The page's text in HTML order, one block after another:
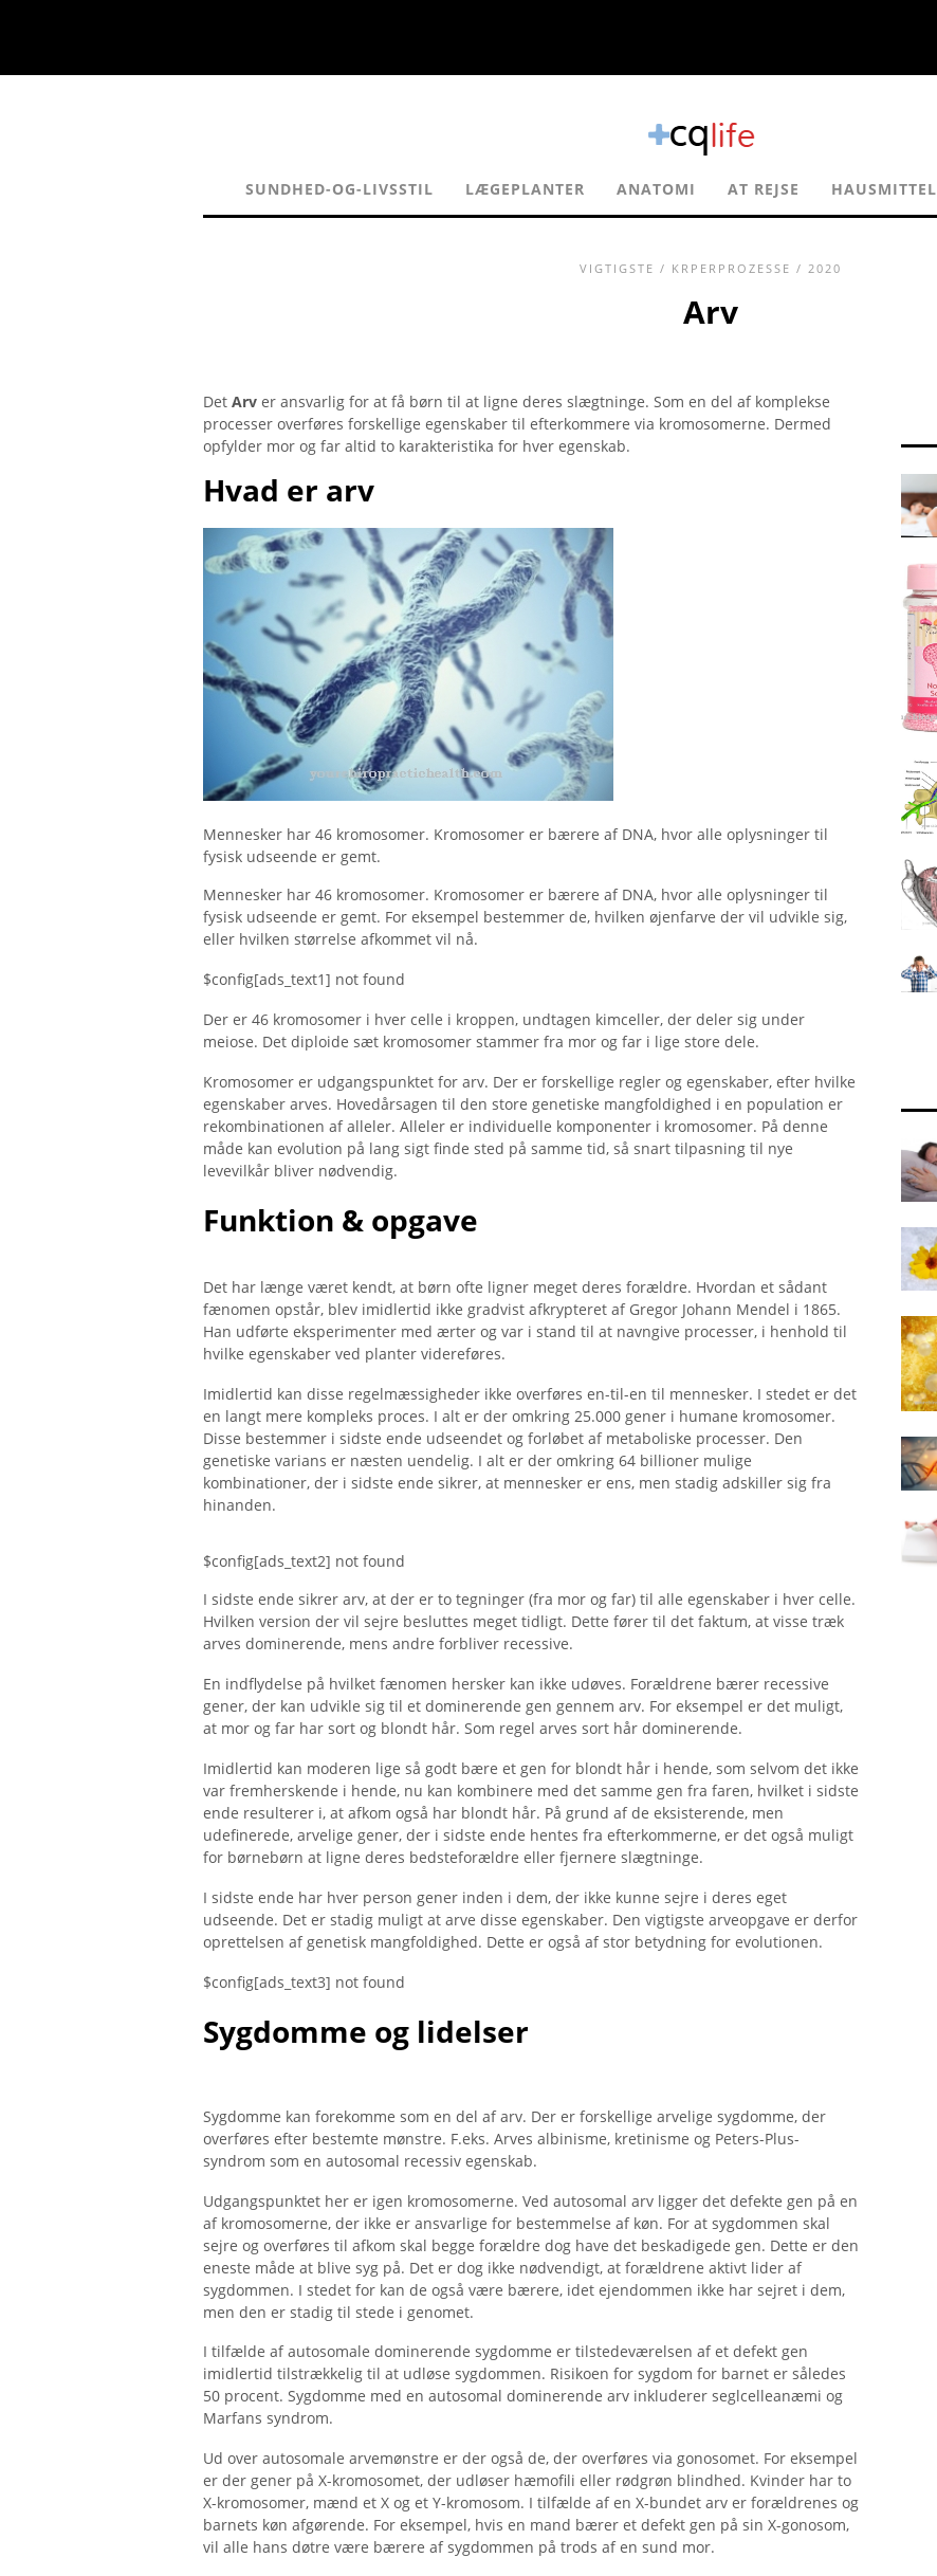
SUNDHED-OG-LIVSSTIL LÆGEPLANTER ANATOMI AT REJSE HAUSMITTEL
VIGTIGSTE / KRPERPROZESSE / 2020
Arv
Det Arv er ansvarlig for at få børn til at ligne deres slægtninge. Som en del af komplekse
processer overføres forskellige egenskaber til efterkommere via kromosomerne. Dermed
opfylder mor og far altid to karakteristika for hver egenskab.
Hvad er arv
Mennesker har 46 kromosomer. Kromosomer er bærere af DNA, hvor alle oplysninger til
fysisk udseende er gemt.
Mennesker har 46 kromosomer. Kromosomer er bærere af DNA, hvor alle oplysninger til
fysisk udseende er gemt. For eksempel bestemmer de, hvilken øjenfarve der vil udvikle sig,
eller hvilken størrelse afkommet vil nå.
$config[ads_text1] not found
Der er 46 kromosomer i hver celle i kroppen, undtagen kimceller, der deler sig under
meiose. Det diploide sæt kromosomer stammer fra mor og far i lige store dele.
Kromosomer er udgangspunktet for arv. Der er forskellige regler og egenskaber, efter hvilke
egenskaber arves. Hovedårsagen til den store genetiske mangfoldighed i en population er
rekombinationen af ​​alleler. Alleler er individuelle komponenter i kromosomer. På denne
måde kan evolution på lang sigt finde sted på samme tid, så snart tilpasning til nye
levevilkår bliver nødvendig.
Funktion & opgave
Det har længe været kendt, at børn ofte ligner meget deres forældre. Hvordan et sådant
fænomen opstår, blev imidlertid ikke gradvist afkrypteret af Gregor Johann Mendel i 1865.
Han udførte eksperimenter med ærter og var i stand til at navngive processer, i henhold til
hvilke egenskaber ved planter videreføres.
Imidlertid kan disse regelmæssigheder ikke overføres en-til-en til mennesker. I stedet er det
en langt mere kompleks proces. I alt er der omkring 25.000 gener i humane kromosomer.
Disse bestemmer i sidste ende udseendet og forløbet af metaboliske processer. Den
genetiske varians er næsten uendelig. I alt er der omkring 64 billioner mulige
kombinationer, der i sidste ende sikrer, at mennesker er ens, men stadig adskiller sig fra
hinanden.
$config[ads_text2] not found
I sidste ende sikrer arv, at der er to tegninger (fra mor og far) til alle egenskaber i hver celle.
Hvilken version der vil sejre besluttes meget tidligt. Dette fører til det faktum, at visse træk
arves dominerende, mens andre forbliver recessive.
En indflydelse på hvilket fænomen hersker kan ikke udøves. Forældrene bærer recessive
gener, der kan udvikle sig til et dominerende gen gennem arv. For eksempel er det muligt,
at mor og far har sort og blondt hår. Som regel arves sort hår dominerende.
Imidlertid kan moderen lige så godt bære et gen for blondt hår i hende, som selvom det ikke
var fremherskende i hende, nu kan kombinere med det samme gen fra faren, hvilket i sidste
ende resulterer i, at afkom også har blondt hår. På grund af de eksisterende, men
udefinerede, arvelige gener, der i sidste ende hentes fra efterkommerne, er det også muligt
for børnebørn at ligne deres bedsteforældre eller fjernere slægtninge.
I sidste ende har hver person gener inden i dem, der ikke kunne sejre i deres eget
udseende. Det er stadig muligt at arve disse egenskaber. Den vigtigste arveopgave er derfor
oprettelsen af ​​genetisk mangfoldighed. Dette er også af stor betydning for evolutionen.
$config[ads_text3] not found
Sygdomme og lidelser
Sygdomme kan forekomme som en del af arv. Der er forskellige arvelige sygdomme, der
overføres efter bestemte mønstre. F.eks. Arves albinisme, kretinisme og Peters-Plus-
syndrom som en autosomal recessiv egenskab.
Udgangspunktet her er igen kromosomerne. Ved autosomal arv ligger det defekte gen på en
af ​​kromosomerne, der ikke er ansvarlige for bestemmelse af køn. For at sygdommen skal
sejre og overføres til afkom skal begge forældre dog have det beskadigede gen. Dette er den
eneste måde at blive syg på. Det er dog ikke nødvendigt, at forældrene aktivt lider af
sygdommen. I stedet for kan de også være bærere, idet ejendommen ikke har sejret i dem,
men den er stadig til stede i genomet.
I tilfælde af autosomale dominerende sygdomme er tilstedeværelsen af ​​et defekt gen
imidlertid tilstrækkelig til at udløse sygdommen. Risikoen for sygdom for barnet er således
50 procent. Sygdomme med en autosomal dominerende arv inkluderer seglcelleanæmi og
Marfans syndrom.
Ud over autosomale arvemønstre er der også de, der overføres via gonosomet. For eksempel
er der gener på X-kromosomet, der udløser hæmofili eller rødgrøn blindhed. Kvinder har to
X-kromosomer, mænd et X og et Y-kromosom. I tilfælde af en X-bundet arv er forældrenes og
barnets køn afgørende. For eksempel, hvis en mand bærer et defekt gen på sin X-gonosom,
vil alle hans døtre være bærere af sygdommen på trods af en sund mor.